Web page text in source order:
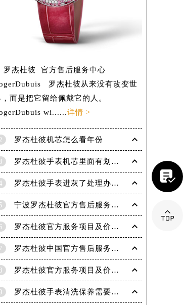
杰杜彼 官方售后服务中心
罗杰杜彼从来没有改变世
而是把它留给佩戴它的人。
wi......详情 >
罗杰杜彼机芯怎么看年份
罗杰杜彼手表机芯里面有划痕解决技巧是什么
罗杰杜彼手表进灰了处理办法盘点
宁波罗杰杜彼官方售后服务中心｜网点地址与电话权威信息公示（2026年6月最新）
罗杰杜彼官方服务项目及价格查询｜维修地址与售后服务电话权威信息公告（2026年6月最新）
罗杰杜彼中国官方售后服务中心｜最新维修地址及官方客服电话权威信息公告（2026年7月最新）
罗杰杜彼官方服务项目及价格查询｜完整地址与售后热线权威信息声明（2026年7月最新）
罗杰杜彼手表清洗保养需要多久？

